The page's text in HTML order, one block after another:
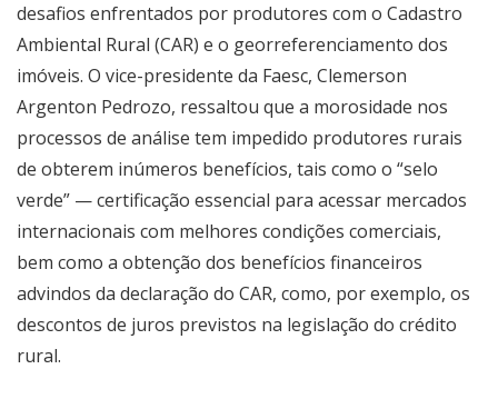
desafios enfrentados por produtores com o Cadastro
Ambiental Rural (CAR) e o georreferenciamento dos
imóveis. O vice-presidente da Faesc, Clemerson
Argenton Pedrozo, ressaltou que a morosidade nos
processos de análise tem impedido produtores rurais
de obterem inúmeros benefícios, tais como o “selo
verde” — certificação essencial para acessar mercados
internacionais com melhores condições comerciais,
bem como a obtenção dos benefícios financeiros
advindos da declaração do CAR, como, por exemplo, os
descontos de juros previstos na legislação do crédito
rural.